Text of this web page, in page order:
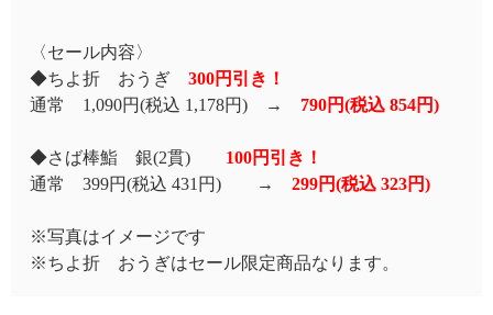
〈セール内容〉
◆ちよ折 おうぎ 300円引き！
通常 1,090円(税込 1,178円) → 790円(税込 854円)
◆さば棒鮨 銀(2貫) 100円引き！
通常 399円(税込 431円) → 299円(税込 323円)
※写真はイメージです
※ちよ折 おうぎはセール限定商品なります。